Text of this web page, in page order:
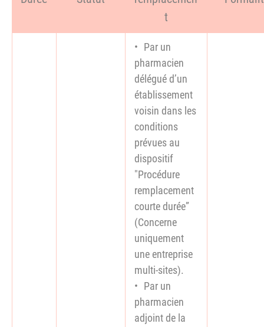
t
Par un
pharmacien
délégué d’un
établissement
voisin dans les
conditions
prévues au
dispositif
"Procédure
remplacement
courte durée”
(Concerne
uniquement
une entreprise
multi-sites).
Par un
pharmacien
adjoint de la